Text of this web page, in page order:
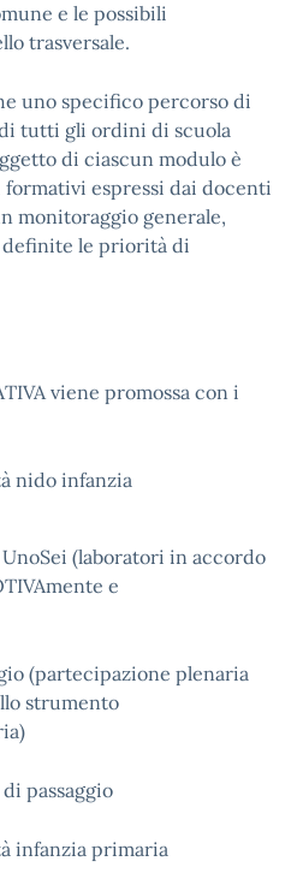
e le possibili
trasversale.
uno specifico percorso di
tutti gli ordini di scuola
di ciascun modulo è
espressi dai docenti
monitoraggio generale,
definite le priorità di
viene promossa con i
nido infanzia
(laboratori in accordo
e
(partecipazione plenaria
strumento
passaggio
infanzia primaria